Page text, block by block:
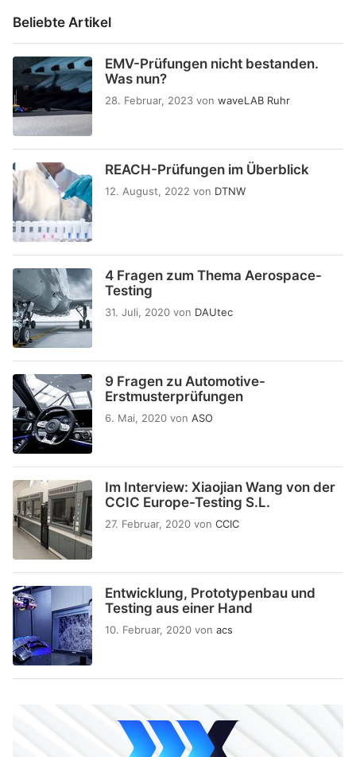
Beliebte Artikel
EMV-Prüfungen nicht bestanden.
Was nun?
28. Februar, 2023 von waveLAB Ruhr
REACH-Prüfungen im Überblick
12. August, 2022 von DTNW
4 Fragen zum Thema Aerospace-
Testing
31. Juli, 2020 von DAUtec
9 Fragen zu Automotive-
Erstmusterprüfungen
6. Mai, 2020 von ASO
Im Interview: Xiaojian Wang von der
CCIC Europe-Testing S.L.
27. Februar, 2020 von CCIC
Entwicklung, Prototypenbau und
Testing aus einer Hand
10. Februar, 2020 von acs